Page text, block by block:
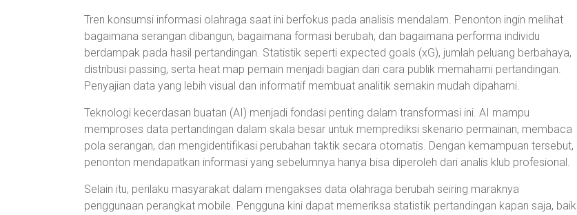
Tren konsumsi informasi olahraga saat ini berfokus pada analisis mendalam. Penonton ingin melihat
bagaimana serangan dibangun, bagaimana formasi berubah, dan bagaimana performa individu
berdampak pada hasil pertandingan. Statistik seperti expected goals (xG), jumlah peluang berbahaya,
distribusi passing, serta heat map pemain menjadi bagian dari cara publik memahami pertandingan.
Penyajian data yang lebih visual dan informatif membuat analitik semakin mudah dipahami.
Teknologi kecerdasan buatan (AI) menjadi fondasi penting dalam transformasi ini. AI mampu
memproses data pertandingan dalam skala besar untuk memprediksi skenario permainan, membaca
pola serangan, dan mengidentifikasi perubahan taktik secara otomatis. Dengan kemampuan tersebut,
penonton mendapatkan informasi yang sebelumnya hanya bisa diperoleh dari analis klub profesional.
Selain itu, perilaku masyarakat dalam mengakses data olahraga berubah seiring maraknya
penggunaan perangkat mobile. Pengguna kini dapat memeriksa statistik pertandingan kapan saja, baik